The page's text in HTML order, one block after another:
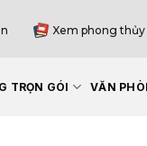
Xem phong thủy
TRỌN GÓI VĂN